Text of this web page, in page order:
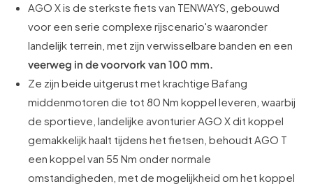
AGO X is de sterkste fiets van TENWAYS, gebouwd
voor een serie complexe rijscenario's waaronder
landelijk terrein, met zijn verwisselbare banden en een
veerweg in de voorvork van 100 mm.
Ze zijn beide uitgerust met krachtige Bafang
middenmotoren die tot 80 Nm koppel leveren, waarbij
de sportieve, landelijke avonturier AGO X dit koppel
gemakkelijk haalt tijdens het fietsen, behoudt AGO T
een koppel van 55 Nm onder normale
omstandigheden, met de mogelijkheid om het koppel